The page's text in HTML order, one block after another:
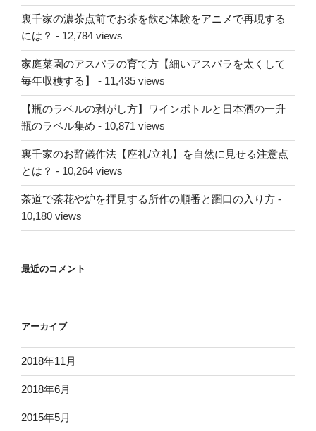
裏千家の濃茶点前でお茶を飲む体験をアニメで再現する
には？ - 12,784 views
家庭菜園のアスパラの育て方【細いアスパラを太くして
毎年収穫する】
- 11,435 views
【瓶のラベルの剥がし方】ワインボトルと日本酒の一升
瓶のラベル集め - 10,871 views
裏千家のお辞儀作法【座礼/立礼】を自然に見せる注意点
とは？ - 10,264 views
茶道で茶花や炉を拝見する所作の順番と躙口の入り方 -
10,180 views
最近のコメント
アーカイブ
2018年11月
2018年6月
2015年5月